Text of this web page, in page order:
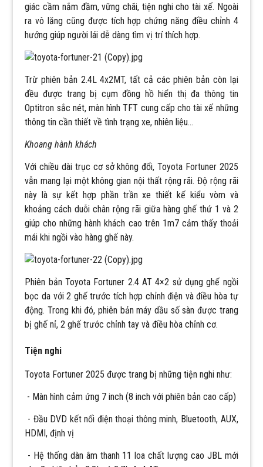
giác cầm nắm đầm, vững chãi, tiện nghi cho tài xế. Ngoài
ra vô lăng cũng được tích hợp chứng năng điều chỉnh 4
hướng giúp người lái dễ dàng tìm vị trí thích hợp.
Trừ phiên bản 2.4L 4x2MT, tất cả các phiên bản còn lại
đều được trang bị cụm đồng hồ hiển thị đa thông tin
Optitron sắc nét, màn hình TFT cung cấp cho tài xế những
thông tin cần thiết về tình trạng xe, nhiên liệu…
Khoang hành khách
Với chiều dài trục cơ sở không đổi, Toyota Fortuner 2025
vẫn mang lại một không gian nội thất rộng rãi. Độ rộng rãi
này là sự kết hợp phần trần xe thiết kế kiểu vòm và
khoảng cách duỗi chân rộng rãi giữa hàng ghế thứ 1 và 2
giúp cho những hành khách cao trên 1m7 cảm thấy thoải
mái khi ngồi vào hàng ghế này.
Phiên bản Toyota Fortuner 2.4 AT 4×2 sử dụng ghế ngồi
bọc da với 2 ghế trước tích hợp chỉnh điện và điều hòa tự
động. Trong khi đó, phiên bản máy dầu số sàn được trang
bị ghế nỉ, 2 ghế trước chỉnh tay và điều hòa chỉnh cơ.
Tiện nghi
Toyota Fortuner 2025 được trang bị những tiện nghi như:
- Màn hình cảm ứng 7 inch (8 inch với phiên bản cao cấp)
- Đầu DVD kết nối điện thoại thông minh, Bluetooth, AUX,
HDMI, định vị
- Hệ thống dàn âm thanh 11 loa chất lượng cao JBL mới